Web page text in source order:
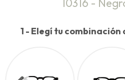
10316 -
1 - Elegí tu